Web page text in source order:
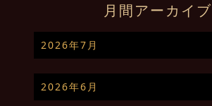
月間アーカイブ
2026年7月
2026年6月